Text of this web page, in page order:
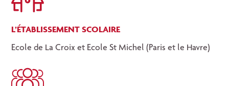
L’ÉTABLISSEMENT SCOLAIRE
Ecole de La Croix et Ecole St Michel (Paris et le Havre)